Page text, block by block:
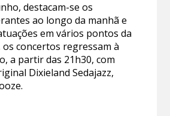
destacam-se os
ao longo da manhã e
em vários pontos da
os concertos regressam à
a partir das 21h30, com
Dixieland Sedajazz,